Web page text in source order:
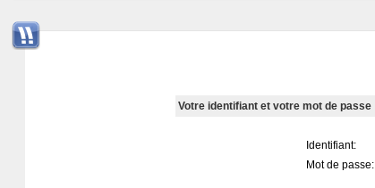
Votre identifiant et votre mot de passe
Identifiant:
Mot de passe: